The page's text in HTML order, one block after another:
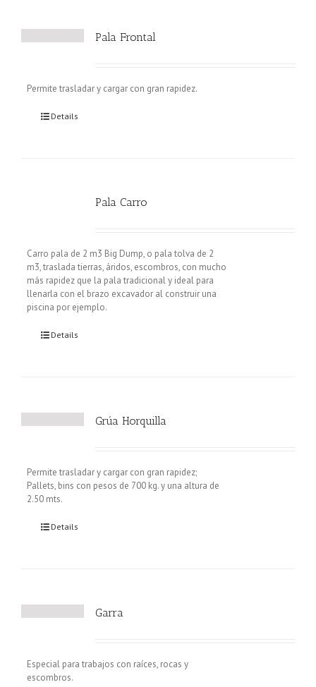
Pala Frontal
Permite trasladar y cargar con gran rapidez.
Details
Pala Carro
Carro pala de 2 m3 Big Dump, o pala tolva de 2
m3, traslada tierras, áridos, escombros, con mucho
más rapidez que la pala tradicional y ideal para
llenarla con el brazo excavador al construir una
piscina por ejemplo.
Details
Grúa Horquilla
Permite trasladar y cargar con gran rapidez;
Pallets, bins con pesos de 700 kg. y una altura de
2.50 mts.
Details
Garra
Especial para trabajos con raíces, rocas y
escombros.